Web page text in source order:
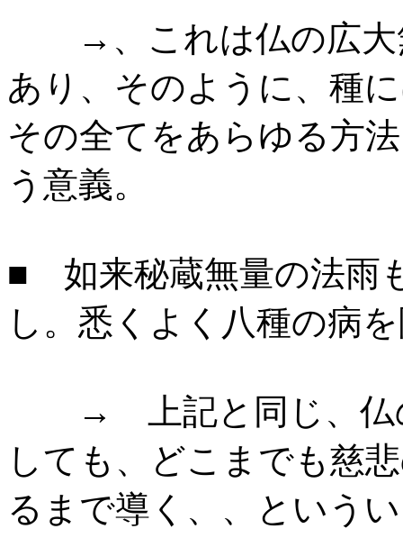
→、これは仏の広大
あり、そのように、種
その全てをあらゆる方
う意義。
■ 如来秘蔵無量の法雨
し。悉くよく八種の病
→ 上記と同じ、仏の
しても、どこまでも慈
るまで導く、、という